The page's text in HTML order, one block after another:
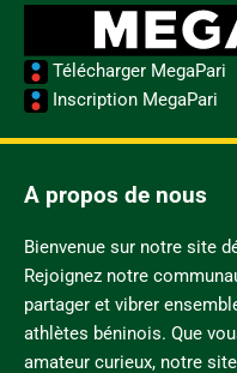
Télécharger MegaPari
Inscription MegaPari
A propos de nous
Bienvenue sur notre site
Rejoignez notre
partager et vibrer
athlètes béninois. Que
amateur curieux, notre